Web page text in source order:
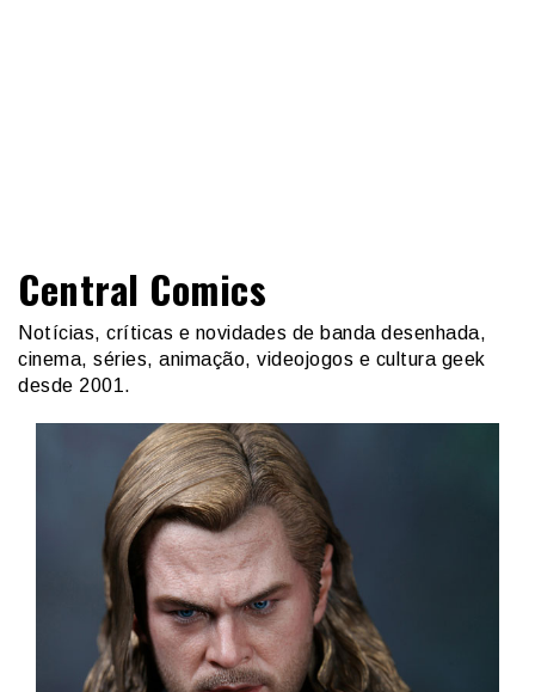
Central Comics
Notícias, críticas e novidades de banda desenhada,
cinema, séries, animação, videojogos e cultura geek
desde 2001.